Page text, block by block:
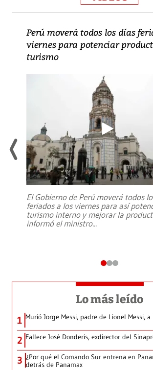
Perú moverá todos los días
viernes para potenciar
turismo
El Gobierno de Perú moverá todos
feriados a los viernes para así
turismo interno y mejorar la
informó el ministro...
Lo más leído
1 Murió Jorge Messi, padre de Lionel Messi,
2 Fallece José Donderis, exdirector del
3 ¿Por qué el Comando Sur entrena en
detrás de Panamax